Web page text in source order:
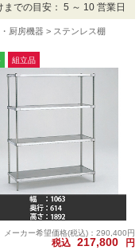
までの目安： 5 ～ 10 営業日
厨房機器 ステンレス棚
組立品
メーカー希望価格(税込)：290,400円
税込 217,800
円